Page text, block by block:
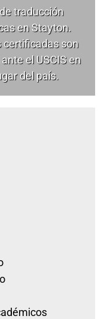
traducción
en Stayton.
certificadas son
el USCIS en
del país.